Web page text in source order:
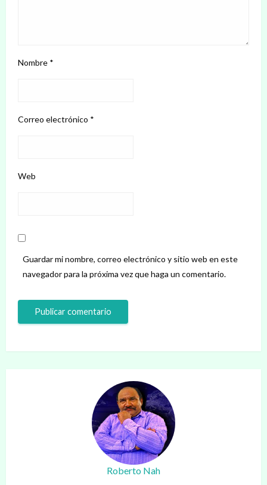
Nombre *
Correo electrónico *
Web
Guardar mi nombre, correo electrónico y sitio web en este
navegador para la próxima vez que haga un comentario.
Roberto Nah